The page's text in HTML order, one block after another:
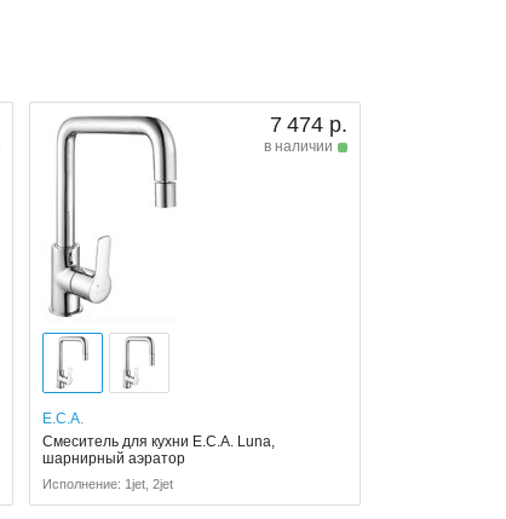
7 474 р.
в наличии
E.C.A.
Смеситель для кухни E.C.A. Luna,
шарнирный аэратор
Исполнение: 1jet, 2jet